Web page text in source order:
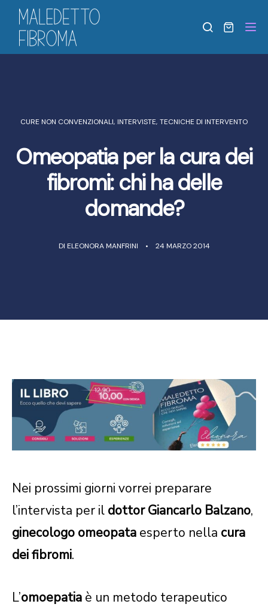
CURE NON CONVENZIONALI, INTERVISTE, TECNICHE DI INTERVENTO
Omeopatia per la cura dei
fibromi: chi ha delle
domande?
DI ELEONORA MANFRINI 24 MARZO 2014
Nei prossimi giorni vorrei preparare
l’intervista per il dottor Giancarlo Balzano,
ginecologo omeopata esperto nella cura
dei fibromi.
L’omoepatia è un metodo terapeutico